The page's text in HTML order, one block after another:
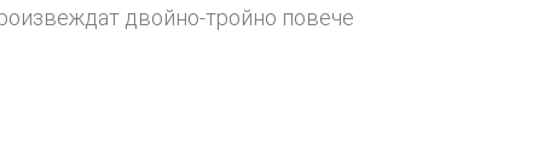
двойно-тройно повече